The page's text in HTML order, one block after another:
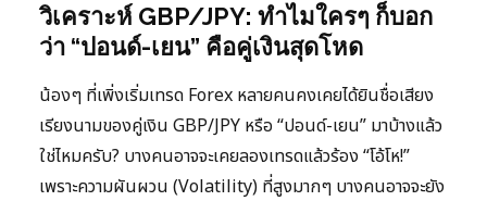
วิเคราะห์ GBP/JPY: ทำไมใครๆ ก็บอก
ว่า “ปอนด์-เยน” คือคู่เงินสุดโหด
น้องๆ ที่เพิ่งเริ่มเทรด Forex หลายคนคงเคยได้ยินชื่อเสียง
เรียงนามของคู่เงิน GBP/JPY หรือ “ปอนด์-เยน” มาบ้างแล้ว
ใช่ไหมครับ? บางคนอาจจะเคยลองเทรดแล้วร้อง “โอ้โห!”
เพราะความผันผวน (Volatility) ที่สูงมากๆ บางคนอาจจะยัง